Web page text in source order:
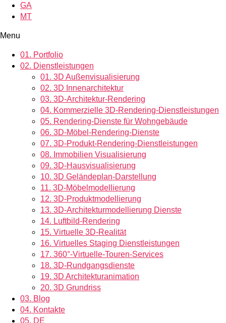
GA
MT
Menu
01. Portfolio
02. Dienstleistungen
01. 3D Außenvisualisierung
02. 3D Innenarchitektur
03. 3D-Architektur-Rendering
04. Kommerzielle 3D-Rendering-Dienstleistungen
05. Rendering-Dienste für Wohngebäude
06. 3D-Möbel-Rendering-Dienste
07. 3D-Produkt-Rendering-Dienstleistungen
08. Immobilien Visualisierung
09. 3D-Hausvisualisierung
10. 3D Geländeplan-Darstellung
11. 3D-Möbelmodellierung
12. 3D-Produktmodellierung
13. 3D-Architekturmodellierung Dienste
14. Luftbild-Rendering
15. Virtuelle 3D-Realität
16. Virtuelles Staging Dienstleistungen
17. 360°-Virtuelle-Touren-Services
18. 3D-Rundgangsdienste
19. 3D Architekturanimation
20. 3D Grundriss
03. Blog
04. Kontakte
05. DE